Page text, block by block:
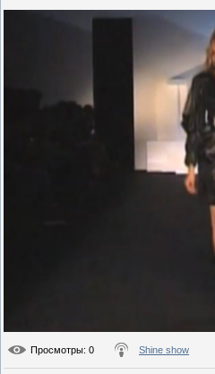
Просмотры: 0 Shine show